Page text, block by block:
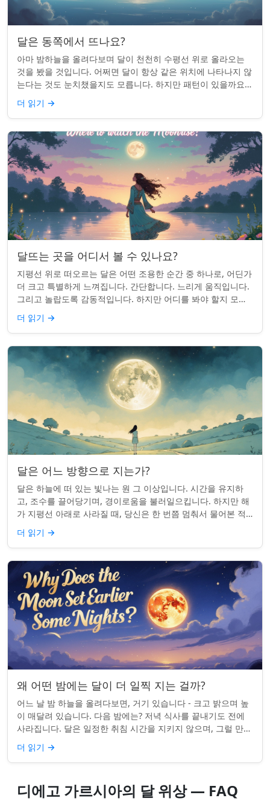
달은 동쪽에서 뜨나요?
아마 밤하늘을 올려다보며 달이 천천히 수평선 위로 올라오는
것을 봤을 것입니다. 어쩌면 달이 항상 같은 위치에 나타나지 않
는다는 것도 눈치챘을지도 모릅니다. 하지만 패턴이 있을까요?
달은 정말 매번 동쪽에서 뜰까요?...
더 읽기 →
달뜨는 곳을 어디서 볼 수 있나요?
지평선 위로 떠오르는 달은 어떤 조용한 순간 중 하나로, 어딘가
더 크고 특별하게 느껴집니다. 간단합니다. 느리게 움직입니다.
그리고 놀랍도록 감동적입니다. 하지만 어디를 봐야 할지 모르
면 잡기 쉽지 않을 수 있습니...
더 읽기 →
달은 어느 방향으로 지는가?
달은 하늘에 떠 있는 빛나는 원 그 이상입니다. 시간을 유지하
고, 조수를 끌어당기며, 경이로움을 불러일으킵니다. 하지만 해
가 지평선 아래로 사라질 때, 당신은 한 번쯤 멈춰서 물어본 적
이 있나요: 그곳은 어디일까? ...
더 읽기 →
왜 어떤 밤에는 달이 더 일찍 지는 걸까?
어느 날 밤 하늘을 올려다보면, 거기 있습니다 - 크고 밝으며 높
이 매달려 있습니다. 다음 밤에는? 저녁 식사를 끝내기도 전에
사라집니다. 달은 일정한 취침 시간을 지키지 않으며, 그럴 만한
좋은 이유가 있습니다. ...
더 읽기 →
디에고 가르시아의 달 위상 — FAQ